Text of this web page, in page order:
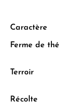
Caractère
Ferme de thé
Terroir
Récolte